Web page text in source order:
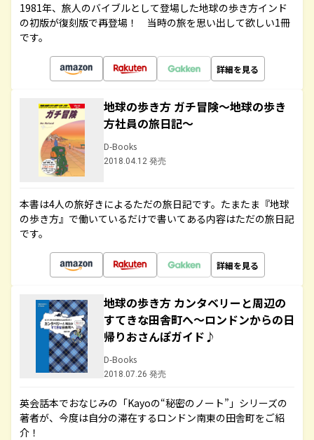
1981年、旅人のバイブルとして登場した地球の歩き方インド
の初版が復刻版で再登場！ 当時の旅を思い出して欲しい1冊
です。
詳細を見る
地球の歩き方 ガチ冒険～地球の歩き
方社員の旅日記～
D-Books
2018.04.12 発売
本書は4人の旅好きによるただの旅日記です。たまたま『地球
の歩き方』で働いているだけで書いてある内容はただの旅日記
です。
詳細を見る
地球の歩き方 カンタベリーと周辺の
すてきな田舎町へ～ロンドンからの日
帰りおさんぽガイド♪
D-Books
2018.07.26 発売
英会話本でおなじみの「Kayoの“秘密のノート”」シリーズの
著者が、今度は自分の滞在するロンドン南東の田舎町をご紹
介！